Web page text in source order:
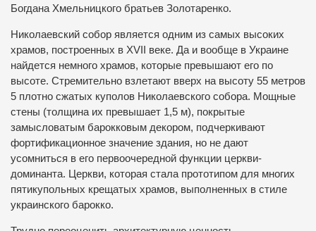
Богдана Хмельницкого братьев Золотаренко.
Николаевский собор является одним из самых высоких
храмов, построенных в XVII веке. Да и вообще в Украине
найдется немного храмов, которые превышают его по
высоте. Стремительно взлетают вверх на высоту 55 метров
5 плотно сжатых куполов Николаевского собора. Мощные
стены (толщина их превышает 1,5 м), покрытые
замысловатым барокковым декором, подчеркивают
фортификационное значение здания, но не дают
усомниться в его первоочередной функции церкви-
доминанта. Церкви, которая стала прототипом для многих
пятикупольных крещатых храмов, выполненных в стиле
украинского барокко.